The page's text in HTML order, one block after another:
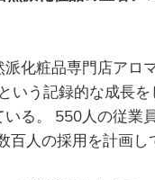
化粧品専門店アロ
いう記録的な成長を
いる。 550人の従業
百人の採用を計画し